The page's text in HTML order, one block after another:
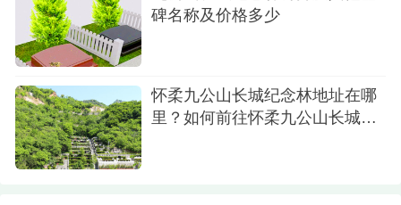
重，也是对自然环境的珍视。在这里，生命以另一
种形式回归自然，与青山长存，与绿树同在。
碑名称及价格多少
怀柔九公山长城纪念林地址在哪
里？如何前往怀柔九公山长城纪